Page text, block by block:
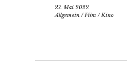
27. Mai 2022
Allgemein /Film /Kino